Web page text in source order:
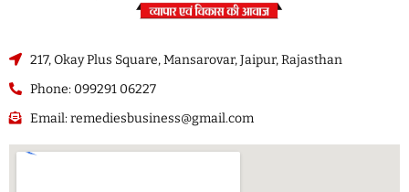
217, Okay Plus Square, Mansarovar, Jaipur, Rajasthan
Phone: 099291 06227
Email: remediesbusiness@gmail.com